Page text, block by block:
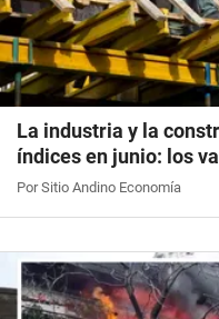
La industria y la
índices en junio: los
Por Sitio Andino Economía